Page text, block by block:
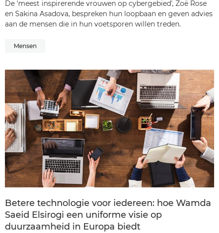
De 'meest inspirerende vrouwen op cybergebied', Zoë Rose
en Sakina Asadova, bespreken hun loopbaan en geven advies
aan de mensen die in hun voetsporen willen treden.
Mensen
Betere technologie voor iedereen: hoe Wamda
Saeid Elsirogi een uniforme visie op
duurzaamheid in Europa biedt